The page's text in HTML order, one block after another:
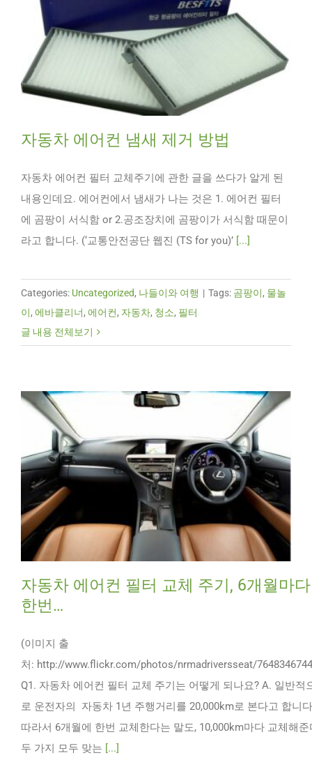
자동차 에어컨 냄새 제거 방법
자동차 에어컨 필터 교체주기에 관한 글을 쓰다가 알게 된
내용인데요. 에어컨에서 냄새가 나는 것은 1. 에어컨 필터
에 곰팡이 서식함 or 2.공조장치에 곰팡이가 서식함 때문이
라고 합니다. (‘교통안전공단 웹진 (TS for you)’ [...]
Categories: Uncategorized, 나들이와 여행 | Tags: 곰팡이, 물놀
이, 에바클리너, 에어컨, 자동차, 청소, 필터
글 내용 전체보기
자동차 에어컨 필터 교체 주기, 6개월마다
한번…
(이미지 출
처: http://www.flickr.com/photos/nrmadriversseat/
Q1. 자동차 에어컨 필터 교체 주기는 어떻게 되나요? A. 일반적
로 운전자의 자동차 1년 주행거리를 20,000km로 본다고 합니
따라서 6개월에 한번 교체한다는 말도, 10,000km마다 교체해준
두 가지 모두 맞는 [...]